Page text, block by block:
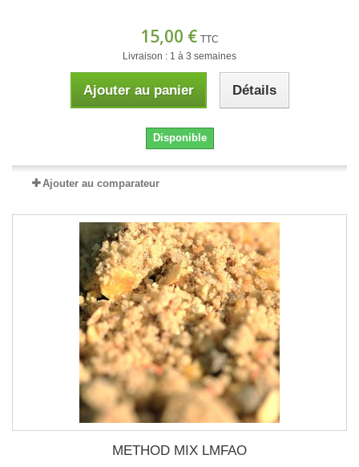
15,00 € TTC
Livraison : 1 à 3 semaines
Ajouter au panier Détails
Disponible
Ajouter au comparateur
METHOD MIX LMFAO